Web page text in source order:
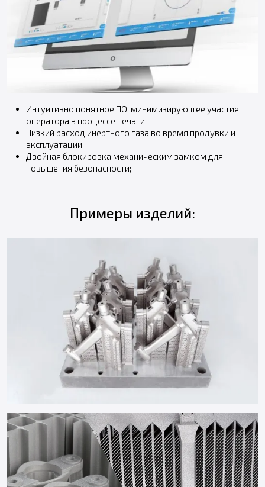
Интуитивно понятное ПО, минимизирующее участие
оператора в процессе печати;
Низкий расход инертного газа во время продувки и
эксплуатации;
Двойная блокировка механическим замком для
повышения безопасности;
Примеры изделий: